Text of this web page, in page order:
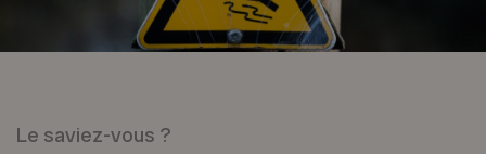
Le saviez-vous ?